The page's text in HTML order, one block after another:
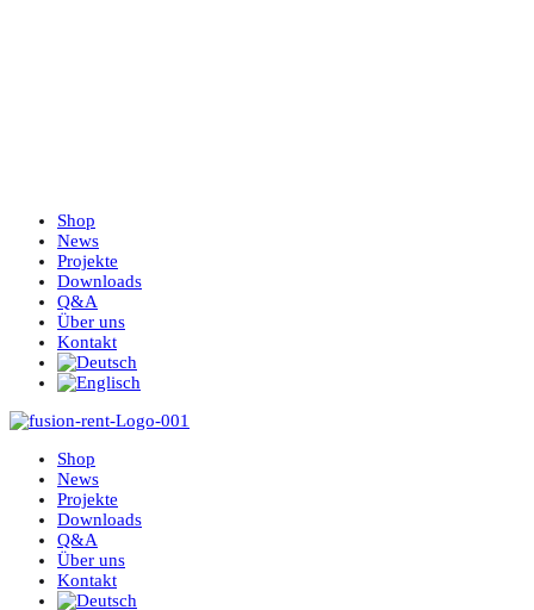
Shop
News
Projekte
Downloads
Q&A
Über uns
Kontakt
Shop
News
Projekte
Downloads
Q&A
Über uns
Kontakt